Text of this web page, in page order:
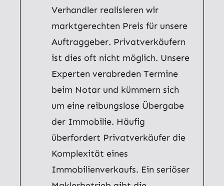
Verhandler realisieren wir
marktgerechten Preis für unsere
Auftraggeber. Privatverkäufern
ist dies oft nicht möglich. Unsere
Experten verabreden Termine
beim Notar und kümmern sich
um eine reibungslose Übergabe
der Immobilie. Häufig
überfordert Privatverkäufer die
Komplexität eines
Immobilienverkaufs. Ein seriöser